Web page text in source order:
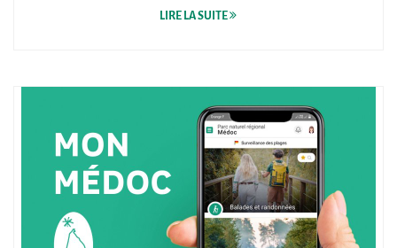
LIRE LA SUITE